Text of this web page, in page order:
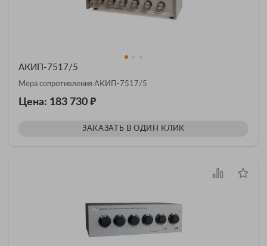
АКИП-7517/5
Мера сопротивления АКИП-7517/5
Цена: 183 730 ₽
ЗАКАЗАТЬ В ОДИН КЛИК